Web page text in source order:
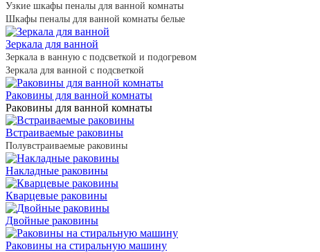
Узкие шкафы пеналы для ванной комнаты
Шкафы пеналы для ванной комнаты белые
Зеркала для ванной
Зеркала в ванную с подсветкой и подогревом
Зеркала для ванной с подсветкой
Раковины для ванной комнаты
Раковины для ванной комнаты
Встраиваемые раковины
Полувстраиваемые раковины
Накладные раковины
Кварцевые раковины
Двойные раковины
Раковины на стиральную машину